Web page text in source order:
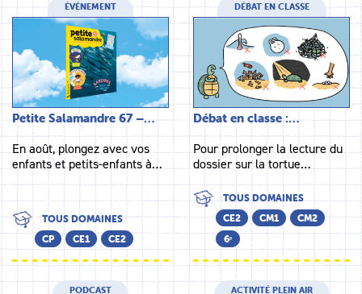
ÉVÉNEMENT
Petite Salamandre 67 –…
En août, plongez avec vos
enfants et petits-enfants à…
TOUS DOMAINES
CP
CE1 CE2
DÉBAT EN CLASSE
Débat en classe :…
Pour prolonger la lecture du
dossier sur la tortue…
TOUS DOMAINES
CE2
CM1
CM2
6ᵉ
PODCAST ACTIVITÉ PLEIN AIR